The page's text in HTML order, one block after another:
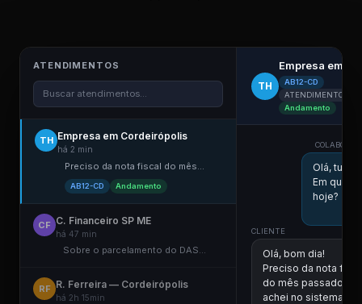
ATENDIMENTOS
Buscar atendimentos...
TH Empresa em Cordeirópolis
há 2 min
Preciso da nota fiscal do mês...
AB12-CD Andamento
CF C. Financeiro SP ME
há 47 min
Sobre o parcelamento do DAS...
RF R. Ferreira — Cordeirópolis
há 2h 15min
TH
Empresa em
AB12-CD
ATENDIMENTO
Andamento
Olá, tudo
Em que
hoje?
CLIENTE
Olá, bom dia!
Preciso da nota
do mês passado.
achei no sistema.